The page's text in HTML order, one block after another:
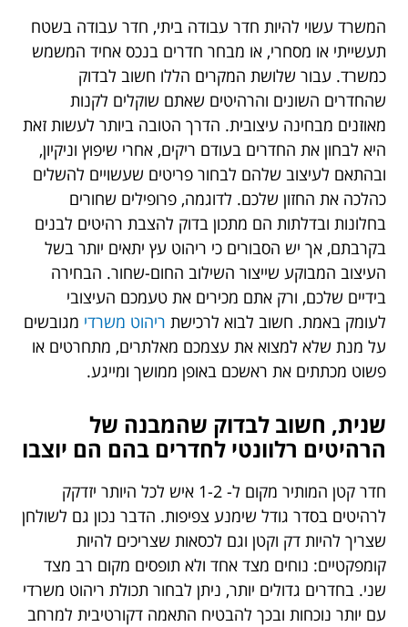
המשרד עשוי להיות חדר עבודה ביתי, חדר עבודה בשטח
תעשייתי או מסחרי, או מבחר חדרים בנכס אחיד המשמש
כמשרד. עבור שלושת המקרים הללו חשוב לבדוק
שהחדרים השונים והרהיטים שאתם שוקלים לקנות
מאוזנים מבחינה עיצובית. הדרך הטובה ביותר לעשות זאת
היא לבחון את החדרים בעודם ריקים, אחרי שיפוץ וניקיון,
ובהתאם לעיצוב שלהם לבחור פריטים שעשויים להשלים
כהלכה את החזון שלכם. לדוגמה, פרופילים שחורים
בחלונות ובדלתות הם מתכון בדוק להצבת רהיטים לבנים
בקרבתם, אך יש הסבורים כי ריהוט עץ יתאים יותר בשל
העיצוב המבוקע שייצור השילוב החום-שחור. הבחירה
בידיים שלכם, ורק אתם מכירים את טעמכם העיצובי
לעומק באמת. חשוב לבוא לרכישת ריהוט משרדי מגובשים
על מנת שלא למצוא את עצמכם מאלתרים, מתחרטים או
פשוט מכתתים את ראשכם באופן ממושך ומייגע.
שנית, חשוב לבדוק שהמבנה של
הרהיטים רלוונטי לחדרים בהם הם יוצבו
חדר קטן המותיר מקום ל- 1-2 איש לכל היותר יזדקק
לרהיטים בסדר גודל שימנע צפיפות. הדבר נכון גם לשולחן
שצריך להיות דק וקטן וגם לכסאות שצריכים להיות
קומפקטיים: נוחים מצד אחד ולא תופסים מקום רב מצד
שני. בחדרים גדולים יותר, ניתן לבחור תכולת ריהוט משרדי
עם יותר נוכחות ובכך להבטיח התאמה דקורטיבית למרחב